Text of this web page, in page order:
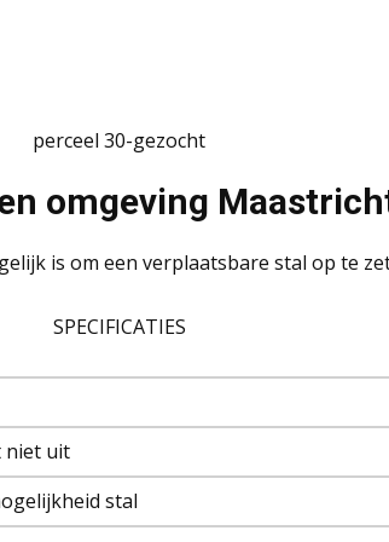
perceel 30-gezocht
omgeving
is om een verplaatsbare stal op te
SPECIFICATIES
niet uit
stal